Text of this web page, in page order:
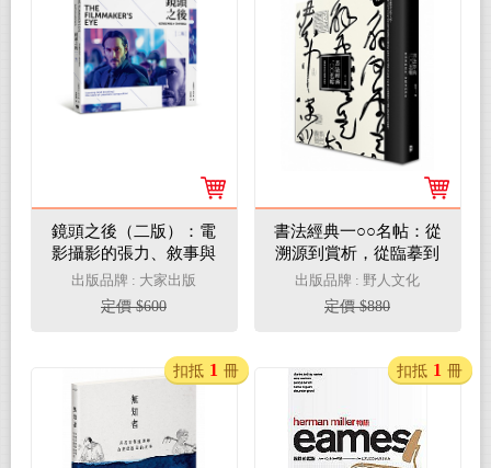
鏡頭之後（二版）：電
影攝影的張力、敘事與
創意
出版品牌 : 大家出版
定價 $600
書法經典一○○名帖：從
溯源到賞析，從臨摹到
創作
出版品牌 : 野人文化
定價 $880
扣抵 1 冊 扣抵 1 冊